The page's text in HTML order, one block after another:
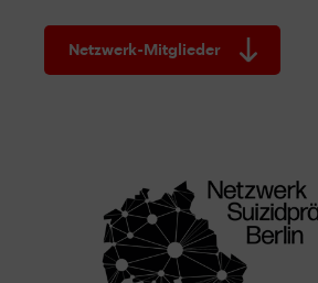
Netzwerk-Mitglieder